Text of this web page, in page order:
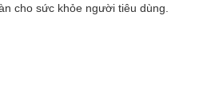
cho sức khỏe người tiêu dùng.